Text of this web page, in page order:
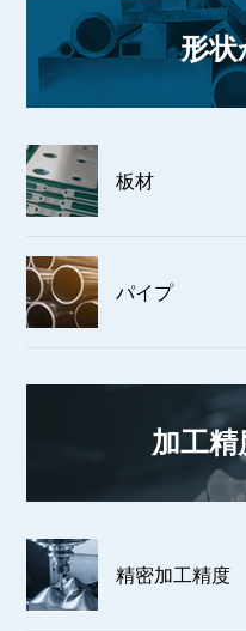
形状
板材
パイプ
加工
精密加工精度